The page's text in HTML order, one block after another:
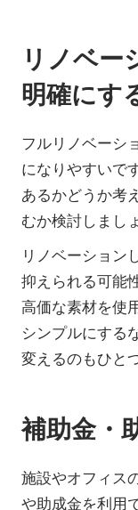
リノベー
明確にす
フルリノベーシ
になりやすいで
あるかどうか考
むか検討しまし
リノベーション
抑えられる可能
高価な素材を使
シンプルにする
変えるのもひと
補助金・
施設やオフィス
や助成金を利用